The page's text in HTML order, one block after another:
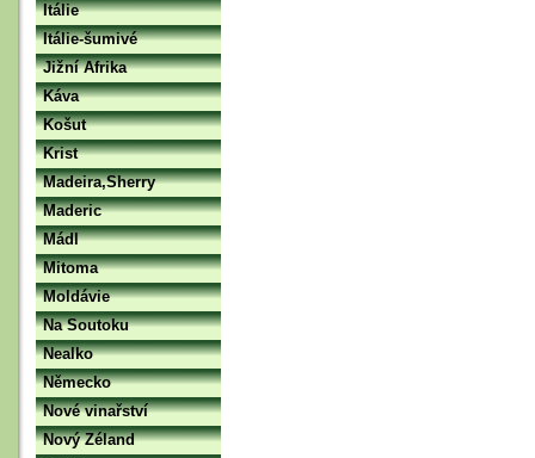
Itálie
Itálie-šumivé
Jižní Afrika
Káva
Košut
Krist
Madeira,Sherry
Maderic
Mádl
Mitoma
Moldávie
Na Soutoku
Nealko
Německo
Nové vinařství
Nový Zéland